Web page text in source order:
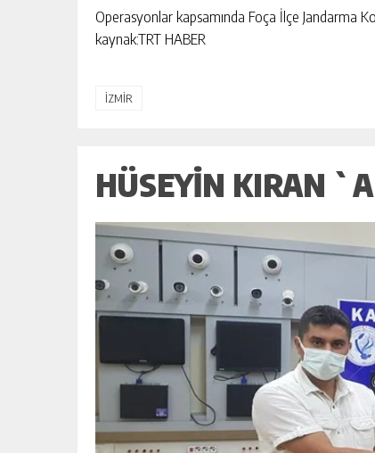
Operasyonlar kapsamında Foça İlçe Jandarma
kaynak:TRT HABER
İZMİR
HÜSEYIN KIRAN
ASLAN:
ERUH-DER PIKNIĞINDE BARIŞ,
DAYANIŞMA ÖNE ÇIKTI